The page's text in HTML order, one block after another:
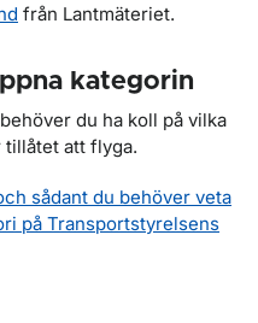
från Lantmäteriet.
kategorin
du ha koll på vilka
att flyga.
sådant du behöver veta
på Transportstyrelsens